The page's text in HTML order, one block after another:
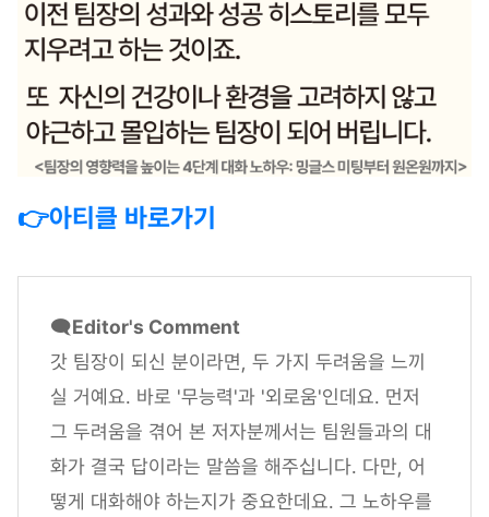
👉아티클 바로가기
🗨️Editor's Comment
갓 팀장이 되신 분이라면, 두 가지 두려움을 느끼
실 거예요. 바로 '무능력'과 '외로움'인데요. 먼저
그 두려움을 겪어 본 저자분께서는 팀원들과의 대
화가 결국 답이라는 말씀을 해주십니다. 다만, 어
떻게 대화해야 하는지가 중요한데요. 그 노하우를